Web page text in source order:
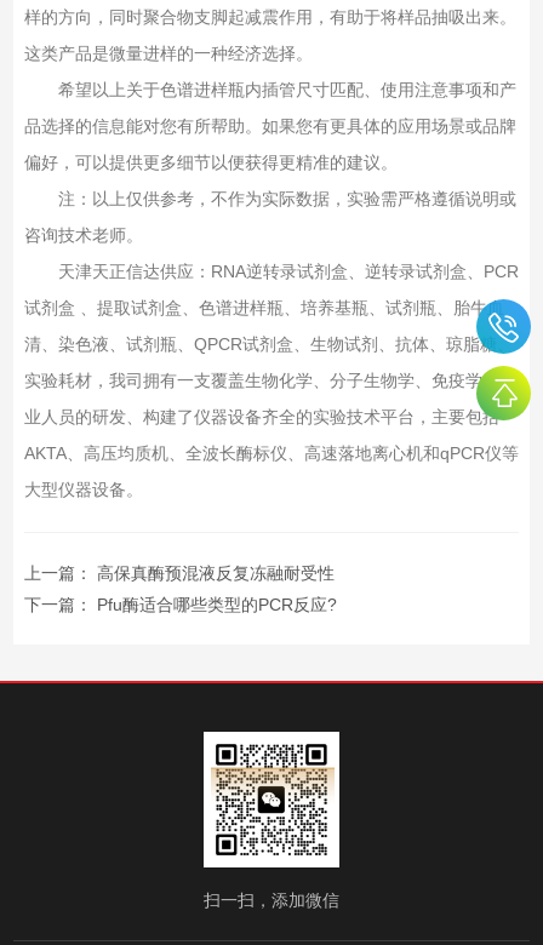
样的方向，同时聚合物支脚起减震作用，有助于将样品抽吸出来‌。
这类产品是微量进样的一种经济选择‌。
希望以上关于色谱进样瓶内插管尺寸匹配、使用注意事项和产
品选择的信息能对您有所帮助。如果您有更具体的应用场景或品牌
偏好，可以提供更多细节以便获得更精准的建议。
注：以上仅供参考，不作为实际数据，实验需严格遵循说明或
咨询技术老师。
天津天正信达供应：RNA逆转录试剂盒、逆转录试剂盒、PCR
试剂盒 、提取试剂盒、色谱进样瓶、培养基瓶、试剂瓶、胎牛血
清、染色液、试剂瓶、QPCR试剂盒、生物试剂、抗体、琼脂糖、
实验耗材，我司拥有一支覆盖生物化学、分子生物学、免疫学等专
业人员的研发、构建了仪器设备齐全的实验技术平台，主要包括
AKTA、高压均质机、全波长酶标仪、高速落地离心机和qPCR仪等
大型仪器设备。
上一篇： 高保真酶预混液反复冻融耐受性
下一篇： Pfu酶适合哪些类型的PCR反应?
扫一扫，添加微信